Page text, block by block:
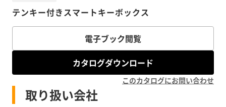
テンキー付きスマートキーボックス
電子ブック閲覧
カタログダウンロード
このカタログにお問い合わせ
取り扱い会社